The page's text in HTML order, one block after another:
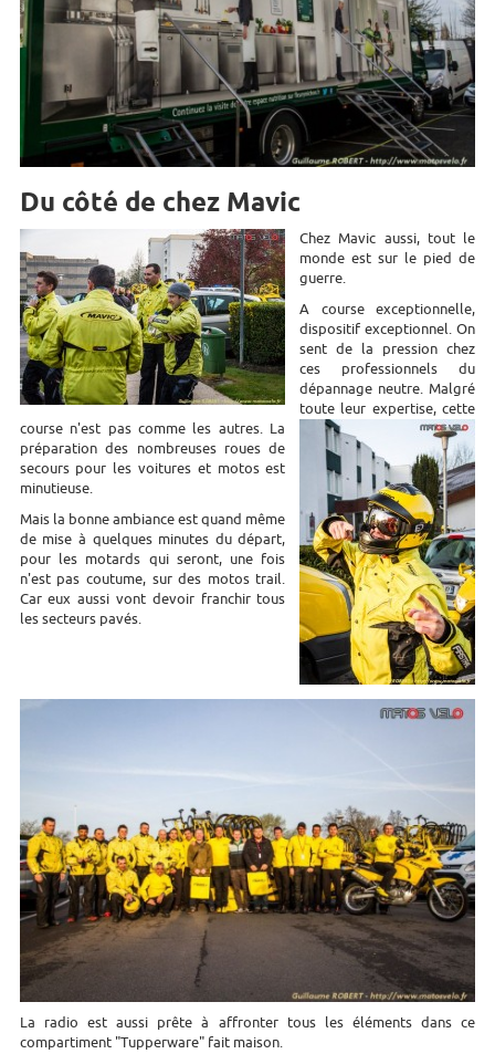
Du côté de chez Mavic
Chez Mavic aussi, tout le
monde est sur le pied de
guerre.
A course exceptionnelle,
dispositif exceptionnel. On
sent de la pression chez
ces professionnels du
dépannage neutre. Malgré
toute leur expertise, cette
course n'est pas comme les autres. La
préparation des nombreuses roues de
secours pour les voitures et motos est
minutieuse.
Mais la bonne ambiance est quand même
de mise à quelques minutes du départ,
pour les motards qui seront, une fois
n'est pas coutume, sur des motos trail.
Car eux aussi vont devoir franchir tous
les secteurs pavés.
La radio est aussi prête à affronter tous les éléments dans ce
compartiment "Tupperware" fait maison.